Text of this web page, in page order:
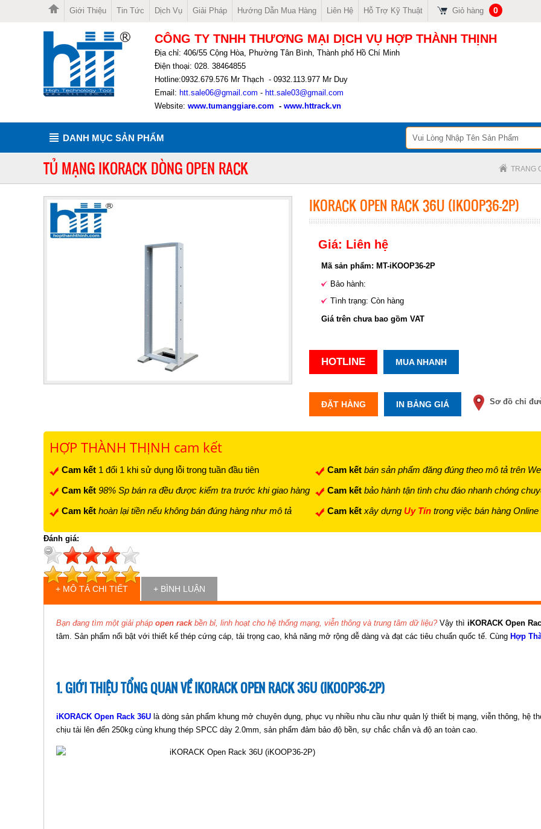
Giới Thiệu Tin Tức Dịch Vụ Giải Pháp Hướng Dẫn Mua Hàng Liên Hệ Hỗ Trợ Kỹ Thuật Giỏ hàng 0
CÔNG TY TNHH THƯƠNG MẠI DỊCH VỤ HỢP THÀNH THỊNH
Địa chỉ: 406/55 Cộng Hòa, Phường Tân Bình, Thành phố Hồ Chí Minh
Điện thoại: 028. 38464855
Hotline:0932.679.576 Mr Thạch - 0932.113.977 Mr Duy
Email: htt.sale06@gmail.com - htt.sale03@gmail.com
Website: www.tumanggiare.com - www.httrack.vn
DANH MỤC SẢN PHẨM
TỦ MẠNG IKORACK DÒNG OPEN RACK TRANG
IKORACK OPEN RACK 36U (IKOOP36-2P)
Giá: Liên hệ
Mã sản phẩm: MT-iKOOP36-2P
Bảo hành:
Tình trạng: Còn hàng
Giá trên chưa bao gồm VAT
HOTLINE MUA NHANH
ĐẶT HÀNG IN BẢNG GIÁ Sơ đồ chỉ
HỢP THÀNH THỊNH cam kết
Cam kết 1 đổi 1 khi sử dụng lỗi trong tuần đầu tiên Cam kết bán sản phẩm đăng đúng theo mô tả trên
Cam kết 98% Sp bán ra đều được kiểm tra trước khi giao hàng Cam kết bảo hành tận tình chu đáo nhanh chóng
Cam kết hoàn lại tiền nếu không bán đúng hàng như mô tả Cam kết xây dựng Uy Tín trong việc bán hàng Online
Đánh giá:
+ MÔ TẢ CHI TIẾT + BÌNH LUẬN
Bạn đang tìm một giải pháp open rackbền bỉ, linh hoạt cho hệ thống mạng, viễn thông và trung tâm dữ liệu?Vậy thì iKORACK Open
tâm. Sản phẩm nổi bật với thiết kế thép cứng cáp, tải trọng cao, khả năng mở rộng dễ dàng và đạt các tiêu chuẩn quốc tế. Cùng Hợp
1. GIỚI THIỆU TỔNG QUAN VỀ IKORACK OPEN RACK 36U (IKOOP36-2P)
iKORACK Open Rack 36U là dòng sản phẩm khung mở chuyên dụng, phục vụ nhiều nhu cầu như quản lý thiết bị mạng, viễn thông, hệ
chịu tải lên đến 250kg cùng khung thép SPCC dày 2.0mm, sản phẩm đảm bảo độ bền, sự chắc chắn và độ an toàn cao.